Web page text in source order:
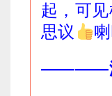
起，可
思议
————